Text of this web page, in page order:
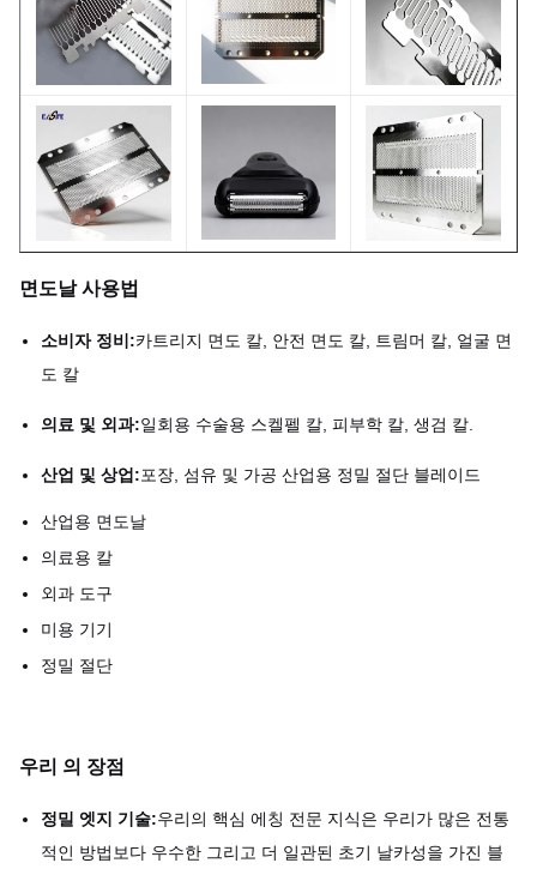
제품 이름 새겨진 면도날
MOQ
표본
면도날 사용법
소비자 정비:카트리지 면도 칼, 안전 면도 칼, 트림머 칼, 얼굴 면
도 칼
의료 및 외과:일회용 수술용 스켈펠 칼, 피부학 칼, 생검 칼.
산업 및 상업:포장, 섬유 및 가공 산업용 정밀 절단 블레이드
산업용 면도날
의료용 칼
외과 도구
미용 기기
정밀 절단
우리 의 장점
정밀 엣지 기술:우리의 핵심 에칭 전문 지식은 우리가 많은 전통
적인 방법보다 우수한 그리고 더 일관된 초기 날카성을 가진 블